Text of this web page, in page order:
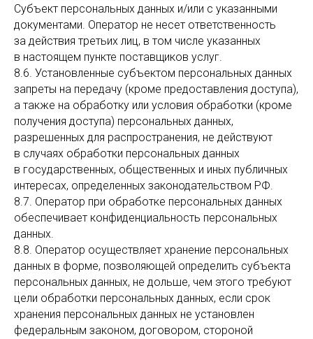
Субъект персональных данных и/или с указанными
документами. Оператор не несет ответственность
за действия третьих лиц, в том числе указанных
в настоящем пункте поставщиков услуг.
8.6. Установленные субъектом персональных данных
запреты на передачу (кроме предоставления доступа),
а также на обработку или условия обработки (кроме
получения доступа) персональных данных,
разрешенных для распространения, не действуют
в случаях обработки персональных данных
в государственных, общественных и иных публичных
интересах, определенных законодательством РФ.
8.7. Оператор при обработке персональных данных
обеспечивает конфиденциальность персональных
данных.
8.8. Оператор осуществляет хранение персональных
данных в форме, позволяющей определить субъекта
персональных данных, не дольше, чем этого требуют
цели обработки персональных данных, если срок
хранения персональных данных не установлен
федеральным законом, договором, стороной